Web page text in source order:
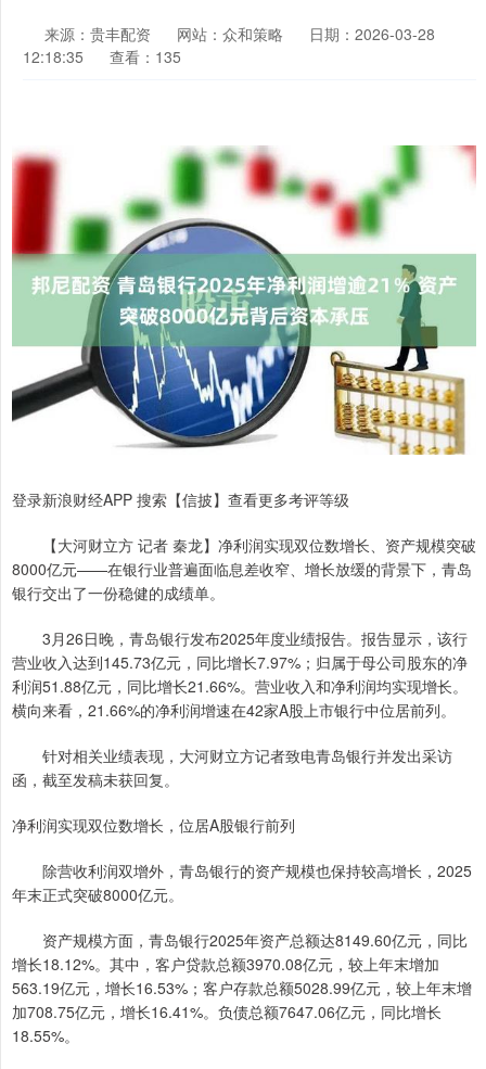
来源：贵丰配资 网站：众和策略
日期：2026-03-28
12:18:35
查看：135
登录新浪财经APP 搜索【信披】查看更多考评等级
【大河财立方 记者 秦龙】净利润实现双位数增长、资产规模突破
8000亿元——在银行业普遍面临息差收窄、增长放缓的背景下，青岛
银行交出了一份稳健的成绩单。
3月26日晚，青岛银行发布2025年度业绩报告。报告显示，该行
营业收入达到145.73亿元，同比增长7.97%；归属于母公司股东的净
利润51.88亿元，同比增长21.66%。营业收入和净利润均实现增长。
横向来看，21.66%的净利润增速在42家A股上市银行中位居前列。
针对相关业绩表现，大河财立方记者致电青岛银行并发出采访
函，截至发稿未获回复。
净利润实现双位数增长，位居A股银行前列
除营收利润双增外，青岛银行的资产规模也保持较高增长，2025
年末正式突破8000亿元。
资产规模方面，青岛银行2025年资产总额达8149.60亿元，同比
增长18.12%。其中，客户贷款总额3970.08亿元，较上年末增加
563.19亿元，增长16.53%；客户存款总额5028.99亿元，较上年末增
加708.75亿元，增长16.41%。负债总额7647.06亿元，同比增长
18.55%。